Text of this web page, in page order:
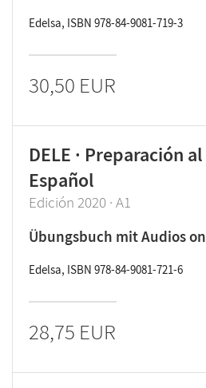
Edelsa, ISBN 978-84-9081-719-3
30,50 EUR
DELE · Preparación
Español
Edición 2020 · A1
Übungsbuch mit Audios
Edelsa, ISBN 978-84-9081-721-6
28,75 EUR